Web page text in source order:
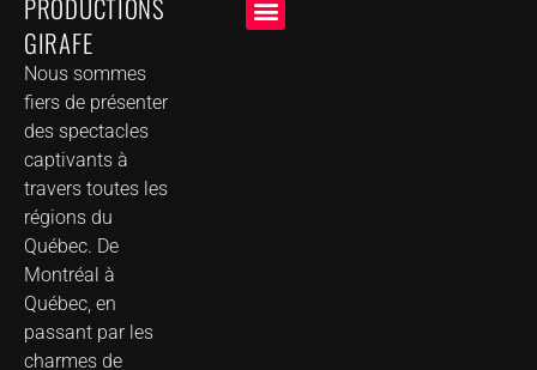
PRODUCTIONS
GIRAFE
Nous sommes
fiers de présenter
des spectacles
captivants à
travers toutes les
régions du
Québec. De
Montréal à
Québec, en
passant par les
charmes de